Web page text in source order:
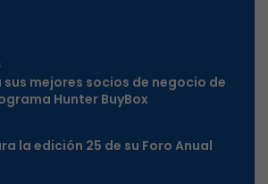
mejores socios de negocio de
Hunter BuyBox
la edición 25 de su Foro Anual